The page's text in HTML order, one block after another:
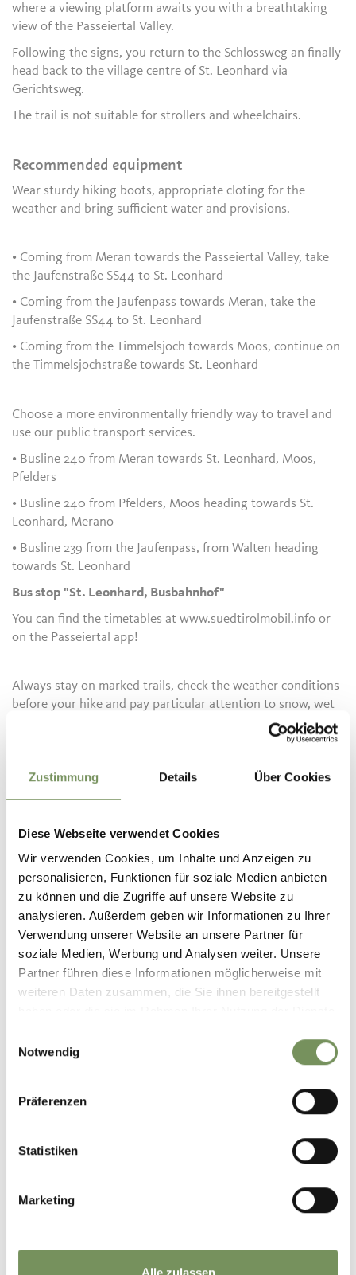
Zustimmung Details Über Cookies
Diese Webseite verwendet Cookies
Wir verwenden Cookies, um Inhalte und Anzeigen zu
personalisieren, Funktionen für soziale Medien anbieten
zu können und die Zugriffe auf unsere Website zu
analysieren. Außerdem geben wir Informationen zu Ihrer
Verwendung unserer Website an unsere Partner für
soziale Medien, Werbung und Analysen weiter. Unsere
Partner führen diese Informationen möglicherweise mit
weiteren Daten zusammen, die Sie ihnen bereitgestellt
Notwendig
Präferenzen
Statistiken
Marketing
Alle zulassen
where a viewing platform awaits you with a breathtaking
view of the Passeiertal Valley.
Following the signs, you return to the Schlossweg an finally
head back to the village centre of St. Leonhard via
Gerichtsweg.
The trail is not suitable for strollers and wheelchairs.
Recommended equipment
Wear sturdy hiking boots, appropriate cloting for the
weather and bring sufficient water and provisions.
• Coming from Meran towards the Passeiertal Valley, take
the Jaufenstraße SS44 to St. Leonhard
• Coming from the Jaufenpass towards Meran, take the
Jaufenstraße SS44 to St. Leonhard
• Coming from the Timmelsjoch towards Moos, continue on
the Timmelsjochstraße towards St. Leonhard
Choose a more environmentally friendly way to travel and
use our public transport services.
• Busline 240 from Meran towards St. Leonhard, Moos,
Pfelders
• Busline 240 from Pfelders, Moos heading towards St.
Leonhard, Merano
• Busline 239 from the Jaufenpass, from Walten heading
towards St. Leonhard
Bus stop "St. Leonhard, Busbahnhof"
You can find the timetables at www.suedtirolmobil.info or
on the Passeiertal app!
Always stay on marked trails, check the weather conditions
before your hike and pay particular attention to snow, wet
Informatie over de tour
Lengte 3,3 km
181 hm
183 hm
Highest point
Tourismusverein
39015 St. Leonhard in
info@passeiertal.it
WAS DE INHOUD NUTTIG VOOR U? JA NO